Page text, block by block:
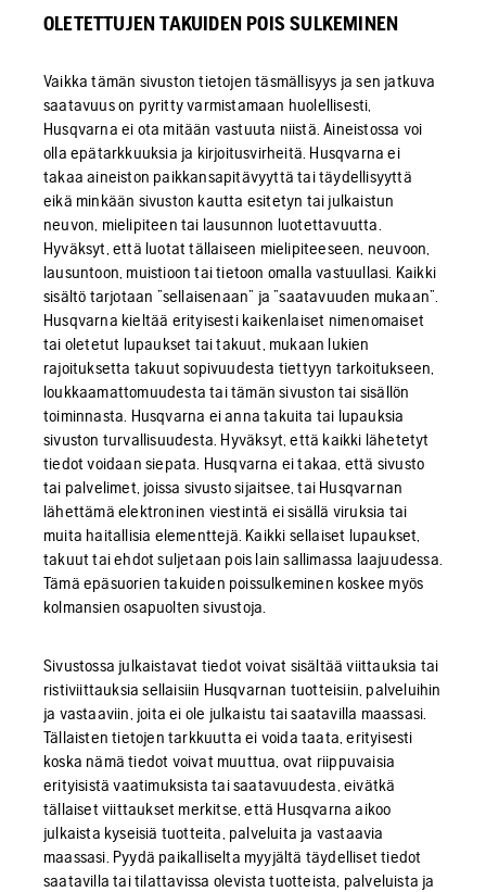
OLETETTUJEN TAKUIDEN POIS SULKEMINEN
Vaikka tämän sivuston tietojen täsmällisyys ja sen jatkuva
saatavuus on pyritty varmistamaan huolellisesti,
Husqvarna ei ota mitään vastuuta niistä. Aineistossa voi
olla epätarkkuuksia ja kirjoitusvirheitä. Husqvarna ei
takaa aineiston paikkansapitävyyttä tai täydellisyyttä
eikä minkään sivuston kautta esitetyn tai julkaistun
neuvon, mielipiteen tai lausunnon luotettavuutta.
Hyväksyt, että luotat tällaiseen mielipiteeseen, neuvoon,
lausuntoon, muistioon tai tietoon omalla vastuullasi. Kaikki
sisältö tarjotaan ”sellaisenaan” ja ”saatavuuden mukaan”.
Husqvarna kieltää erityisesti kaikenlaiset nimenomaiset
tai oletetut lupaukset tai takuut, mukaan lukien
rajoituksetta takuut sopivuudesta tiettyyn tarkoitukseen,
loukkaamattomuudesta tai tämän sivuston tai sisällön
toiminnasta. Husqvarna ei anna takuita tai lupauksia
sivuston turvallisuudesta. Hyväksyt, että kaikki lähetetyt
tiedot voidaan siepata. Husqvarna ei takaa, että sivusto
tai palvelimet, joissa sivusto sijaitsee, tai Husqvarnan
lähettämä elektroninen viestintä ei sisällä viruksia tai
muita haitallisia elementtejä. Kaikki sellaiset lupaukset,
takuut tai ehdot suljetaan pois lain sallimassa laajuudessa.
Tämä epäsuorien takuiden poissulkeminen koskee myös
kolmansien osapuolten sivustoja.
Sivustossa julkaistavat tiedot voivat sisältää viittauksia tai
ristiviittauksia sellaisiin Husqvarnan tuotteisiin, palveluihin
ja vastaaviin, joita ei ole julkaistu tai saatavilla maassasi.
Tällaisten tietojen tarkkuutta ei voida taata, erityisesti
koska nämä tiedot voivat muuttua, ovat riippuvaisia
erityisistä vaatimuksista tai saatavuudesta, eivätkä
tällaiset viittaukset merkitse, että Husqvarna aikoo
julkaista kyseisiä tuotteita, palveluita ja vastaavia
maassasi. Pyydä paikalliselta myyjältä täydelliset tiedot
saatavilla tai tilattavissa olevista tuotteista, palveluista ja